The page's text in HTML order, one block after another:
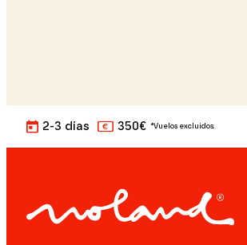
2-3 días 350€ *Vuelos excluidos.